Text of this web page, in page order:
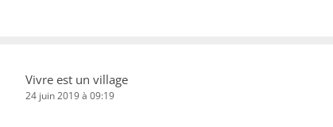
Vivre est un village
24 juin 2019 à 09:19